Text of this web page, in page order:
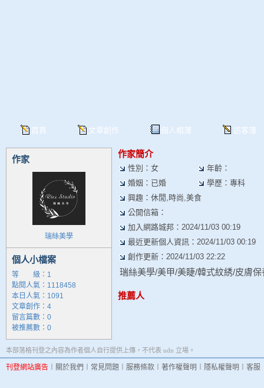
首頁 文章創作 個人相簿 訪客簿
作家
瑞絲美學
個人小檔案
等 級：1
點閱人氣：1118458
本日人氣：1091
文章創作：4
留言篇數：0
被推薦數： 0
作家簡介
性別：女
年齡：
婚姻：已婚
學歷：專科
興趣：休閒,時尚,美食
公開信箱：
加入網路城邦：2024/11/03 00:19
最近更新個人資訊：2024/11/03 00:19
創作更新：2024/11/03 22:22
瑞絲美學/美甲/美睫/韓式紋綉/皮膚保
推薦人
本部落格刊登之內容為作者個人自行提供上傳，不代表 udn 立場。
刊登網站廣告 關於我們 常見問題 服務條款 著作權聲明 隱私權聲明 客服